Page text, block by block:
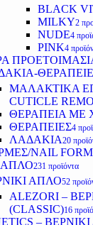
BLACK
MILKY2
NUDE4
PINK4
ΜΑΛΑΚΤΙΚΑ
CUTICLE
ΘΕΡΑΠΕΙΑ ΜΕ
ΘΕΡΑΠΕΙΕΣ4
ΛΑΔΑΚΙΑ20
NAIL
ΑΠΛΟ231 προϊόντα
ΑΠΛΟ52
ALEZORI –
(CLASSIC)16
–